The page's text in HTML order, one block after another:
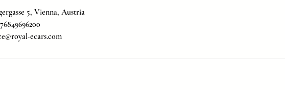
5, Vienna, Austria
ecars.com